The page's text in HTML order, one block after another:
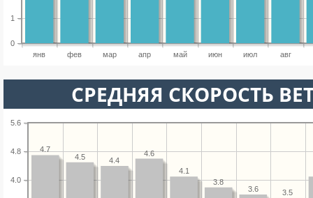
янв фев мар апр май июн июл авг
0
1
СРЕДНЯЯ СКОРОСТЬ
4.0
4.8
5.6
3.5
3.6
3.8
4.1
4.6
4.4
4.5
4.7